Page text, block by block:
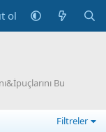
ol
Bu
Filtreler